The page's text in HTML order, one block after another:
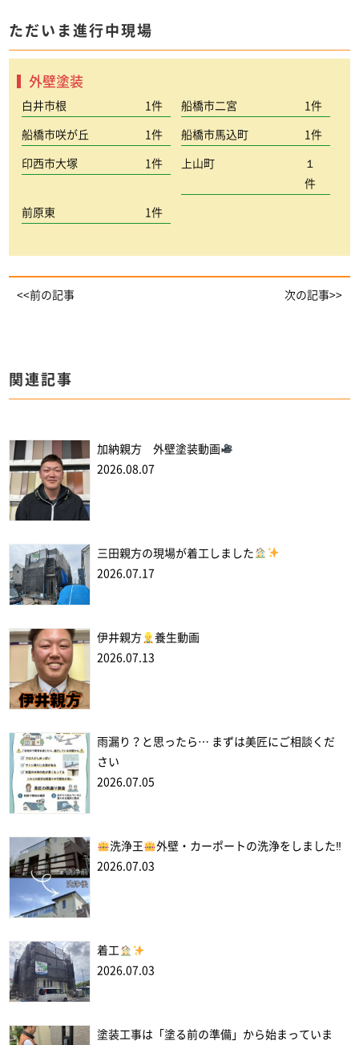
ただいま進行中現場
外壁塗装
白井市根 1件 船橋市二宮 1件
船橋市咲が丘 1件 船橋市馬込町 1件
印西市大塚 1件 上山町
１
件
前原東 1件
<<前の記事 次の記事>>
関連記事
加納親方 外壁塗装動画
2026.08.07
三田親方の現場が着工しました
2026.07.17
伊井親方
養生動画
2026.07.13
雨漏り？と思ったら… まずは美匠にご相談くだ
さい
2026.07.05
洗浄王
外壁・カーポートの洗浄をしました‼
2026.07.03
着工
2026.07.03
塗装工事は「塗る前の準備」から始まっていま